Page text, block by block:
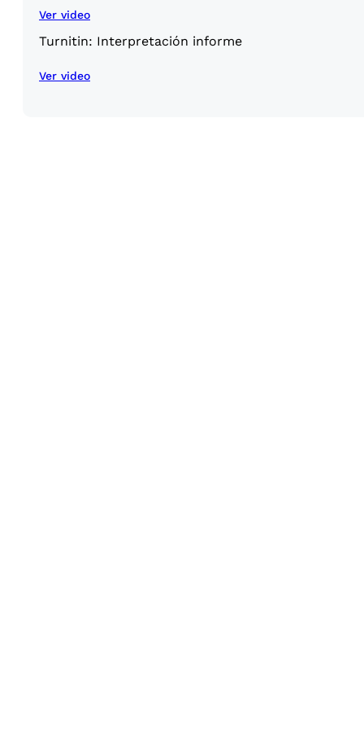
Ver video
Turnitin: Interpretación informe
Ver video